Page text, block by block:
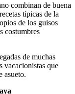
combinan de buena
típicas de la
de los guisos
costumbres
de muchas
vacacionistas que
asueto.